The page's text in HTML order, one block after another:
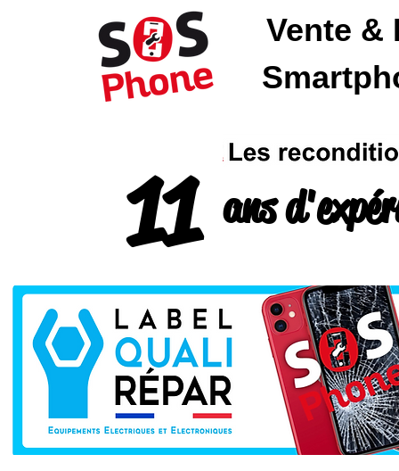
Vente &
11 ans